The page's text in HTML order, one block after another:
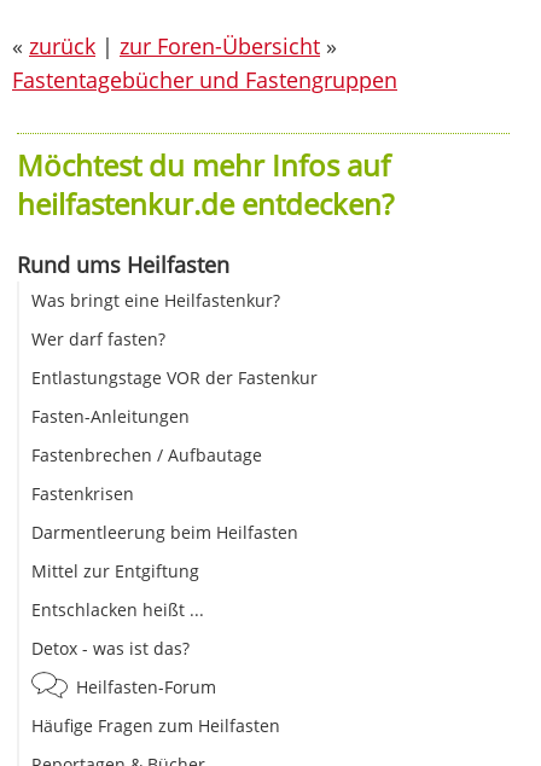
« zurück | zur Foren-Übersicht »
Fastentagebücher und Fastengruppen
Möchtest du mehr Infos auf
heilfastenkur.de entdecken?
Rund ums Heilfasten
Was bringt eine Heilfastenkur?
Wer darf fasten?
Entlastungstage VOR der Fastenkur
Fasten-Anleitungen
Fastenbrechen / Aufbautage
Fastenkrisen
Darmentleerung beim Heilfasten
Mittel zur Entgiftung
Entschlacken heißt ...
Detox - was ist das?
Heilfasten-Forum
Häufige Fragen zum Heilfasten